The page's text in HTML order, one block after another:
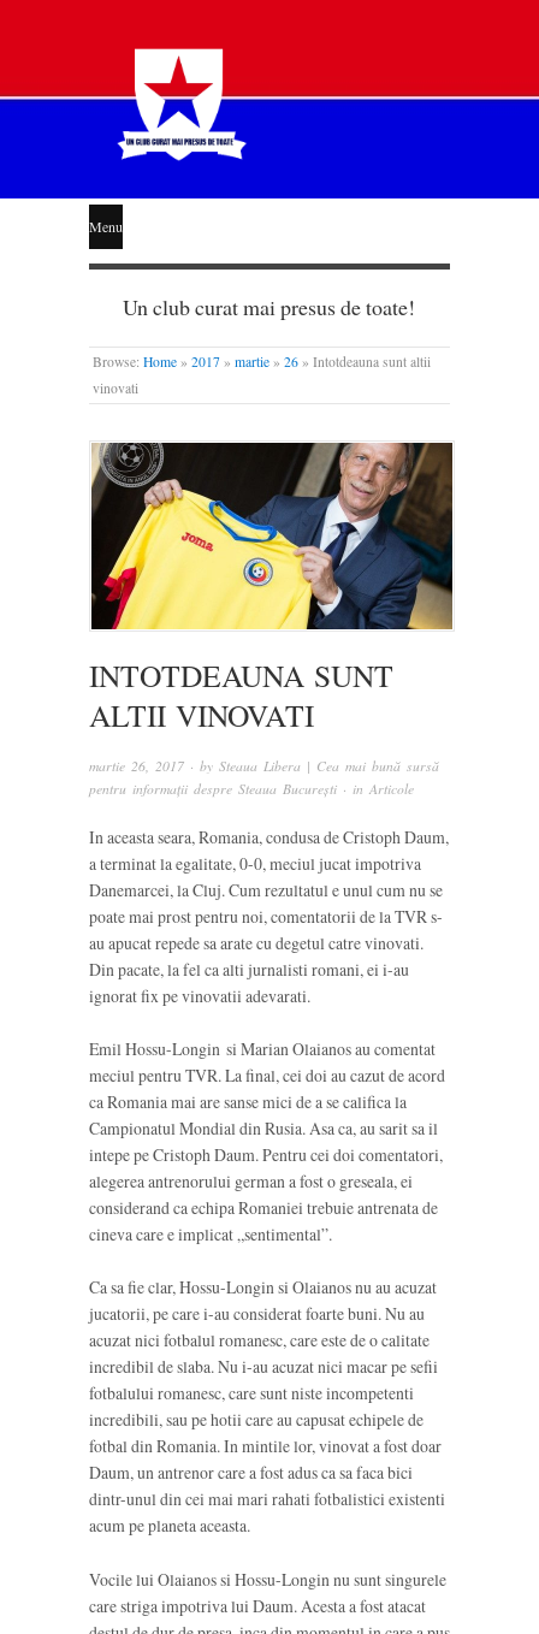
STEAUA
LIBERĂ
Menu
Un club curat mai presus de toate!
Browse: Home » 2017 » martie » 26 » Intotdeauna sunt altii
vinovati
INTOTDEAUNA SUNT
ALTII VINOVATI
martie 26, 2017 · by Steaua Libera | Cea mai bună sursă
pentru informații despre Steaua București · in Articole
In aceasta seara, Romania, condusa de Cristoph Daum,
a terminat la egalitate, 0-0, meciul jucat impotriva
Danemarcei, la Cluj. Cum rezultatul e unul cum nu se
poate mai prost pentru noi, comentatorii de la TVR s-
au apucat repede sa arate cu degetul catre vinovati.
Din pacate, la fel ca alti jurnalisti romani, ei i-au
ignorat fix pe vinovatii adevarati.
Emil Hossu-Longin si Marian Olaianos au comentat
meciul pentru TVR. La final, cei doi au cazut de acord
ca Romania mai are sanse mici de a se califica la
Campionatul Mondial din Rusia. Asa ca, au sarit sa il
intepe pe Cristoph Daum. Pentru cei doi comentatori,
alegerea antrenorului german a fost o greseala, ei
considerand ca echipa Romaniei trebuie antrenata de
cineva care e implicat „sentimental”.
Ca sa fie clar, Hossu-Longin si Olaianos nu au acuzat
jucatorii, pe care i-au considerat foarte buni. Nu au
acuzat nici fotbalul romanesc, care este de o calitate
incredibil de slaba. Nu i-au acuzat nici macar pe sefii
fotbalului romanesc, care sunt niste incompetenti
incredibili, sau pe hotii care au capusat echipele de
fotbal din Romania. In mintile lor, vinovat a fost doar
Daum, un antrenor care a fost adus ca sa faca bici
dintr-unul din cei mai mari rahati fotbalistici existenti
acum pe planeta aceasta.
Vocile lui Olaianos si Hossu-Longin nu sunt singurele
care striga impotriva lui Daum. Acesta a fost atacat